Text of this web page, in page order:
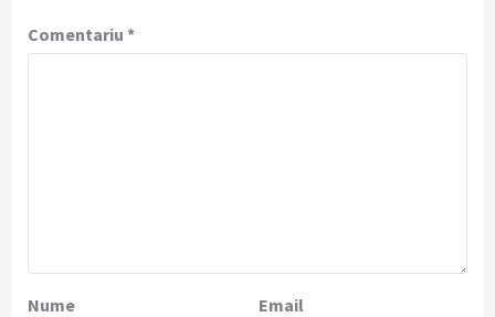
Comentariu *
Nume Email